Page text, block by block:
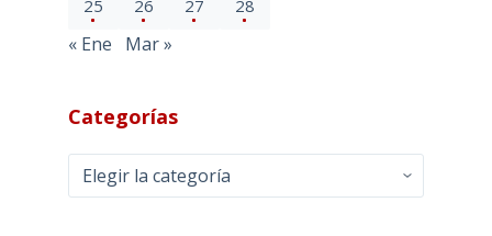
25 26 27 28
« Ene Mar »
Categorías
Categorías